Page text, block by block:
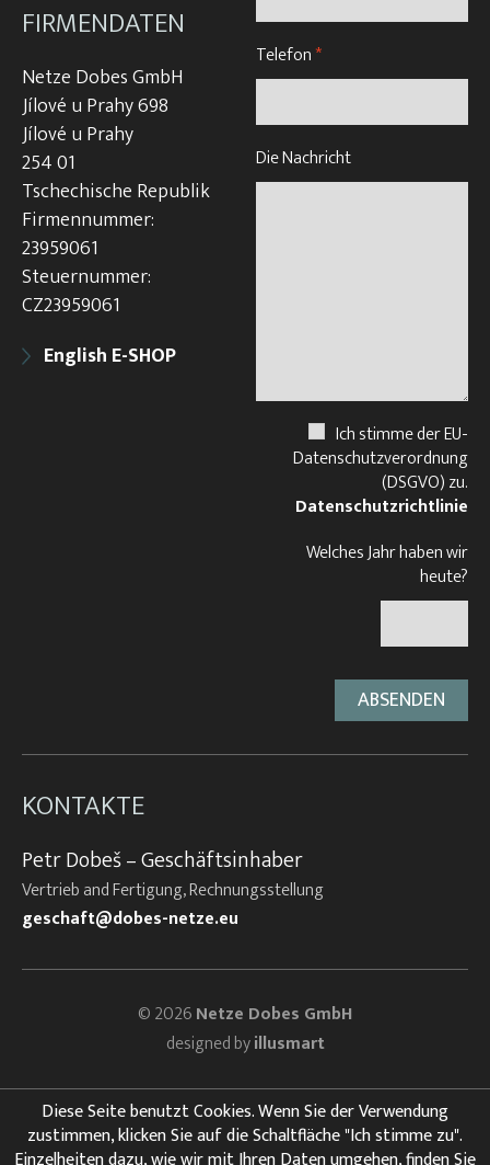
FIRMENDATEN
Netze Dobes GmbH
Jílové u Prahy 698
Jílové u Prahy
254 01
Tschechische Republik
Firmennummer:
23959061
Steuernummer:
CZ23959061
English E-SHOP
Telefon*
Die Nachricht
Ich stimme der EU-
Datenschutzverordnung
(DSGVO) zu.
Datenschutzrichtlinie
Welches Jahr haben wir
heute?
KONTAKTE
Petr Dobeš – Geschäftsinhaber
Vertrieb and Fertigung, Rechnungsstellung
geschaft@dobes-netze.eu
© 2026Netze Dobes GmbH
designed byillusmart
Diese Seite benutzt Cookies. Wenn Sie der Verwendung
zustimmen, klicken Sie auf die Schaltfläche "Ich stimme zu".